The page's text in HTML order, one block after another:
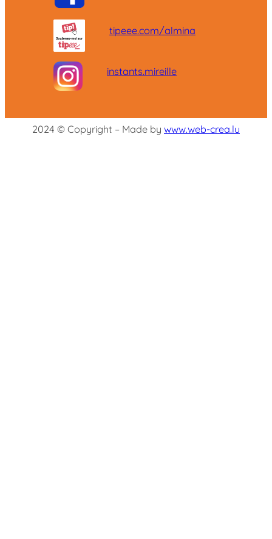
tipeee.com/almina
instants.mireille
2024 © Copyright – Made by www.web-crea.lu